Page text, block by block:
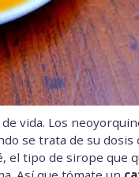
vida. Los
se trata de su dosis
el tipo de sirope que